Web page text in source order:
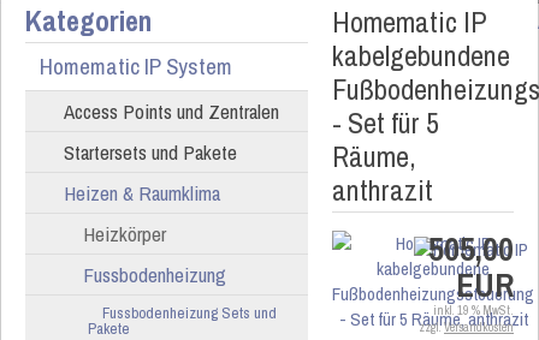
Kategorien
Homematic IP System
Access Points und Zentralen
Startersets und Pakete
Heizen & Raumklima
Heizkörper
Fussbodenheizung
Fussbodenheizung Sets und
Pakete
Homematic IP
kabelgebundene
- Set für 5
Räume,
anthrazit
505,00
EUR
inkl. 19 % MwSt.
zzgl.Versandkosten